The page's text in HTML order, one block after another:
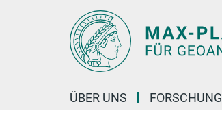
ÜBER UNS FORSCHUNG